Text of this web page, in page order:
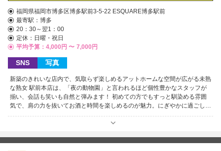
福岡県福岡市博多区博多駅前3-5-22 ESQUARE博多駅前
最寄駅： 博多
20：30～翌1：00
定休：日曜・祝日
平均予算：4,000円 〜 7,000円
SNS 写真
新築のきれいな店内で、気取らず楽しめるアットホームな空間が広がる未熟
な熟女 駅前本店は、「夜の動物園」と言われるほど個性豊かなスタッフが
揃い、会話も笑いも自然と弾みます！ 初めての方でもすっと馴染める雰囲
気で、肩の力を抜いてお酒と時間を楽しめるのが魅力。にぎやかに過ごした
い夜も、ふらっと立ち寄りたい時も大歓迎です♪皆さまのご来店を心よりお